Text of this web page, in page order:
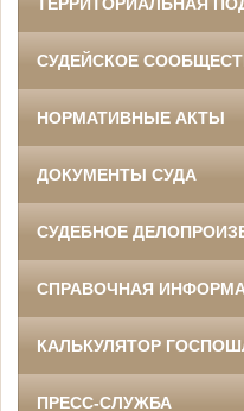
СУДЕЙСКОЕ
НОРМАТИВНЫЕ АКТЫ
ДОКУМЕНТЫ СУДА
СУДЕБНОЕ
СПРАВОЧНАЯ
КАЛЬКУЛЯТОР
ПРЕСС-СЛУЖБА